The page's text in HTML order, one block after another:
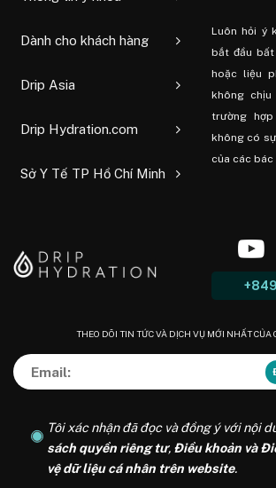
Dành cho khách hàng
Drip Asia
Drip Hydration.com
Sở Y Tế TP Hồ Chí Minh
Luôn hỏi ý
bắt đầu
hoặc liệu
không chịu
trường
không có
của các bác
THEO DÕI TIN TỨC VÀ DỊCH VỤ MỚI NHẤT CỦA
Tôi xác nhận đã đọc và đồng ý với nội
sách quyền riêng tư, Điều khoản và
vệ dữ liệu cá nhân trên website.